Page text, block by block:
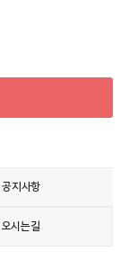
공지사항
오시는길